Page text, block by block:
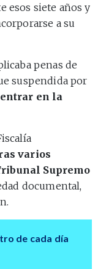
esos siete años y
a su
penas de
suspendida por
en la
varios
Supremo
documental,
de cada día